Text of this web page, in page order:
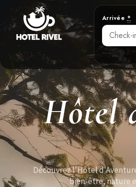
Arrivée *
Hôtel
Découvrez l'Hôtel
bien-être, nature